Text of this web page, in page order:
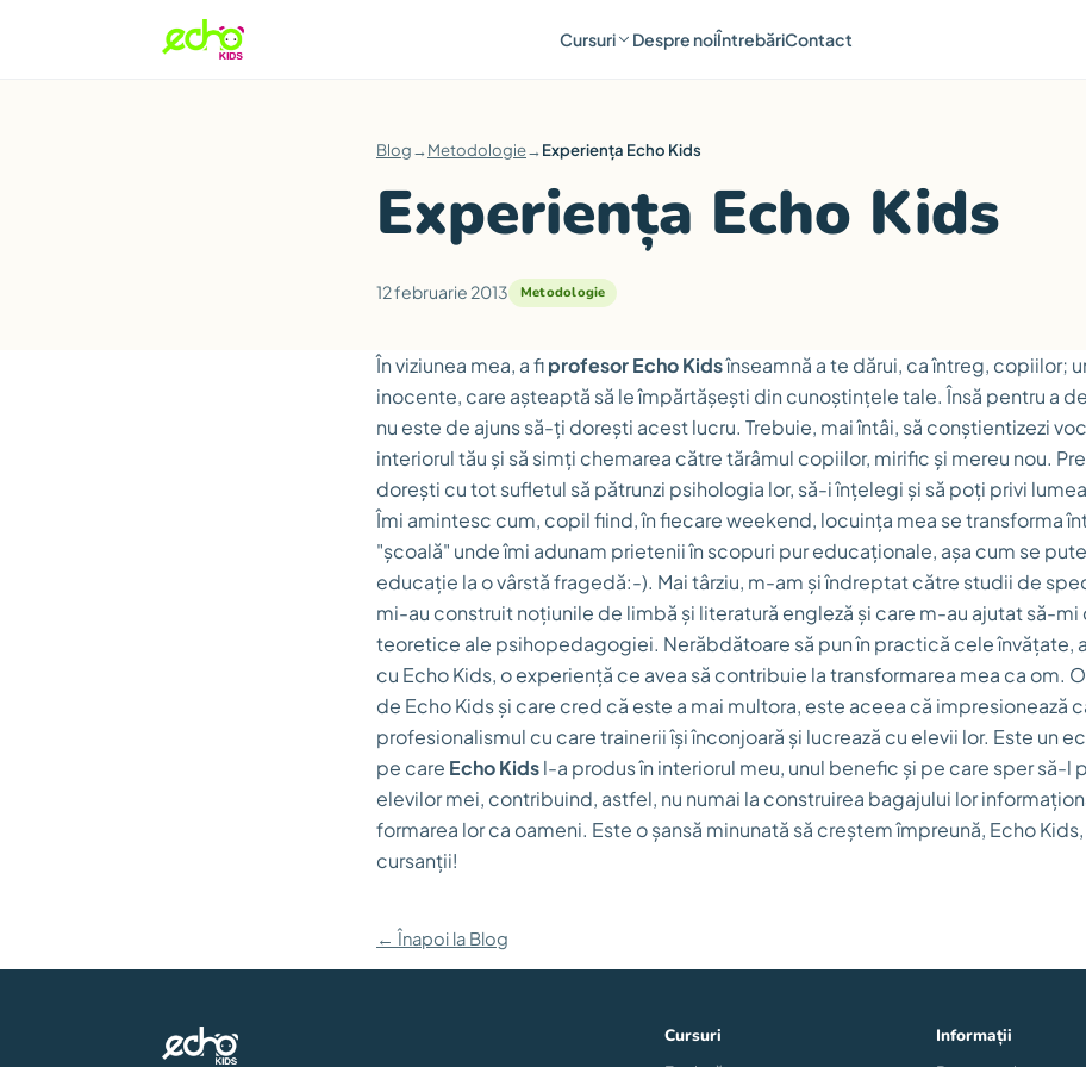
Cursuri Despre noiÎntrebăriContact
Blog→Metodologie→Experiența Echo Kids
Experiența Echo Kids
12 februarie 2013 Metodologie
În viziunea mea, a fiprofesor Echo Kidsînseamnă a te dărui, ca întreg, copiilor;
inocente, care așteaptă să le împărtășești din cunoștințele tale. Însă pentru a
nu este de ajuns să-ți dorești acest lucru. Trebuie, mai întâi, să conștientizezi
interiorul tău și să simți chemarea către tărâmul copiilor, mirific și mereu nou.
dorești cu tot sufletul să pătrunzi psihologia lor, să-i înțelegi și să poți privi
Îmi amintesc cum, copil fiind, în fiecare weekend, locuința mea se transforma
"școală" unde îmi adunam prietenii în scopuri pur educaționale, așa cum se
educație la o vârstă fragedă:-). Mai târziu, m-am și îndreptat către studii de
mi-au construit noțiunile de limbă și literatură engleză și care m-au ajutat să-
teoretice ale psihopedagogiei. Nerăbdătoare să pun în practică cele învățate,
cu Echo Kids, o experiență ce avea să contribuie la transformarea mea ca om.
de Echo Kids și care cred că este a mai multora, este aceea că impresionează
profesionalismul cu care trainerii își înconjoară și lucrează cu elevii lor. Este un
pe care Echo Kidsl-a produs în interiorul meu, unul benefic și pe care sper să-l
elevilor mei, contribuind, astfel, nu numai la construirea bagajului lor
formarea lor ca oameni. Este o șansă minunată să creștem împreună, Echo
cursanții!
← Înapoi la Blog
Cursuri Informații